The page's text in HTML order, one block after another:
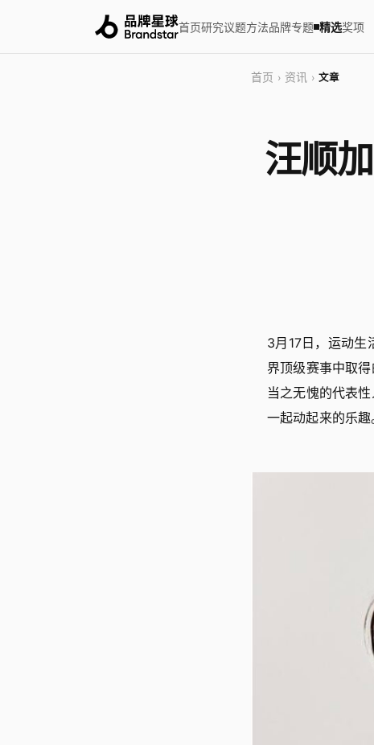
首页研究议题方法品牌专题 精选奖项
首页 › 资讯 › 文章
汪顺
3月17日，运动生
界顶级赛事中取
当之无愧的代表
一起动起来的乐趣